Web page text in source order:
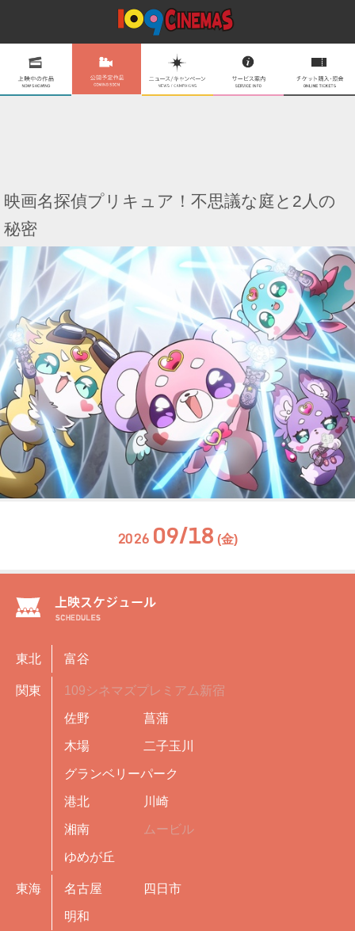
映画名探偵プリキュア！不思議な庭と2人の
秘密
2026 09/18 (金)
東北 富谷
関東 109シネマズプレミアム新宿
佐野 菖蒲
木場 二子玉川
グランベリーパーク
港北 川崎
湘南 ムービル
ゆめが丘
東海 名古屋 四日市
明和